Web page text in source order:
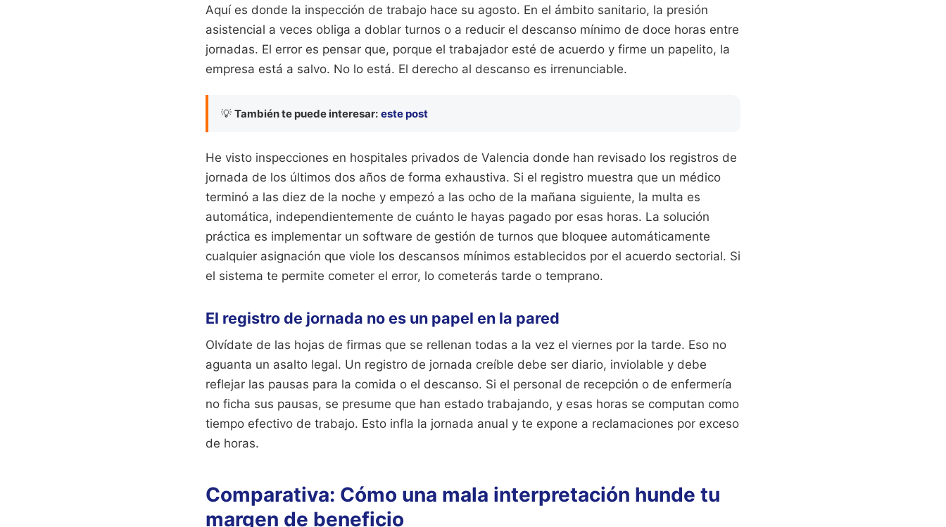
Aquí es donde la inspección de trabajo hace su agosto. En el ámbito sanitario, la presión
asistencial a veces obliga a doblar turnos o a reducir el descanso mínimo de doce horas entre
jornadas. El error es pensar que, porque el trabajador esté de acuerdo y firme un papelito, la
empresa está a salvo. No lo está. El derecho al descanso es irrenunciable.
💡 También te puede interesar: este post
He visto inspecciones en hospitales privados de Valencia donde han revisado los registros de
jornada de los últimos dos años de forma exhaustiva. Si el registro muestra que un médico
terminó a las diez de la noche y empezó a las ocho de la mañana siguiente, la multa es
automática, independientemente de cuánto le hayas pagado por esas horas. La solución
práctica es implementar un software de gestión de turnos que bloquee automáticamente
cualquier asignación que viole los descansos mínimos establecidos por el acuerdo sectorial. Si
el sistema te permite cometer el error, lo cometerás tarde o temprano.
El registro de jornada no es un papel en la pared
Olvídate de las hojas de firmas que se rellenan todas a la vez el viernes por la tarde. Eso no
aguanta un asalto legal. Un registro de jornada creíble debe ser diario, inviolable y debe
reflejar las pausas para la comida o el descanso. Si el personal de recepción o de enfermería
no ficha sus pausas, se presume que han estado trabajando, y esas horas se computan como
tiempo efectivo de trabajo. Esto infla la jornada anual y te expone a reclamaciones por exceso
de horas.
Comparativa: Cómo una mala interpretación hunde tu
margen de beneficio